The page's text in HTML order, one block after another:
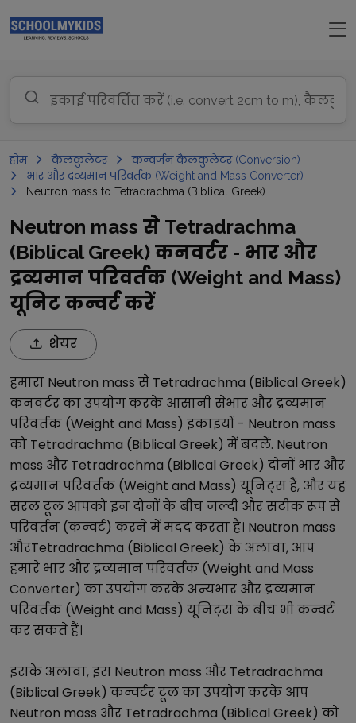
होम कैलकुलेटर
कन्वर्जन कैलकुलेटर (Conversion)
भार और द्रव्यमान परिवर्तक (Weight and Mass Converter)
Neutron mass to Tetradrachma (Biblical Greek)
Neutron mass से Tetradrachma
(Biblical Greek) कनवर्टर - भार और
द्रव्यमान परिवर्तक (Weight and Mass)
यूनिट कन्वर्ट करें
शेयर
हमारा Neutron mass से Tetradrachma (Biblical Greek)
कनवर्टर का उपयोग करके आसानी सेभार और द्रव्यमान
परिवर्तक (Weight and Mass) इकाइयों - Neutron mass
को Tetradrachma (Biblical Greek) में बदलें. Neutron
mass और Tetradrachma (Biblical Greek) दोनों भार और
द्रव्यमान परिवर्तक (Weight and Mass) यूनिट्स हैं, और यह
सरल टूल आपको इन दोनों के बीच जल्दी और सटीक रूप से
परिवर्तन (कन्वर्ट) करने में मदद करता है। Neutron mass
औरTetradrachma (Biblical Greek) के अलावा, आप
हमारे भार और द्रव्यमान परिवर्तक (Weight and Mass
Converter) का उपयोग करके अन्यभार और द्रव्यमान
परिवर्तक (Weight and Mass) यूनिट्स के बीच भी कन्वर्ट
कर सकते हैं।
इसके अलावा, इस Neutron mass और Tetradrachma
(Biblical Greek) कन्वर्टर टूल का उपयोग करके आप
Neutron mass और Tetradrachma (Biblical Greek) को